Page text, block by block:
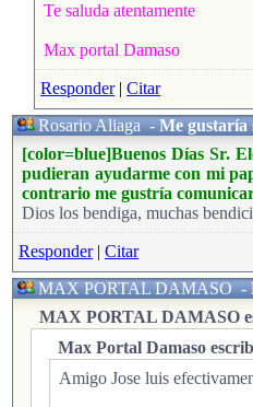
Te saluda atentamente
Max portal Damaso
Responder| Citar
Rosario Aliaga-Me gustaría
[color=blue]Buenos Días Sr.
pudieran ayudarme con mi
contrario me gustría
Dios los bendiga, muchas
Responder| Citar
MAX PORTAL DAMASO-
MAX PORTAL DAMASO
Max Portal Damaso
Amigo Jose luis